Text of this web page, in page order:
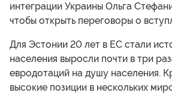
интеграции Украины Ольга
чтобы открыть переговоры о
Для Эстонии 20 лет в ЕС стали
населения выросли почти в три
евродотаций на душу населения.
высокие позиции в нескольких